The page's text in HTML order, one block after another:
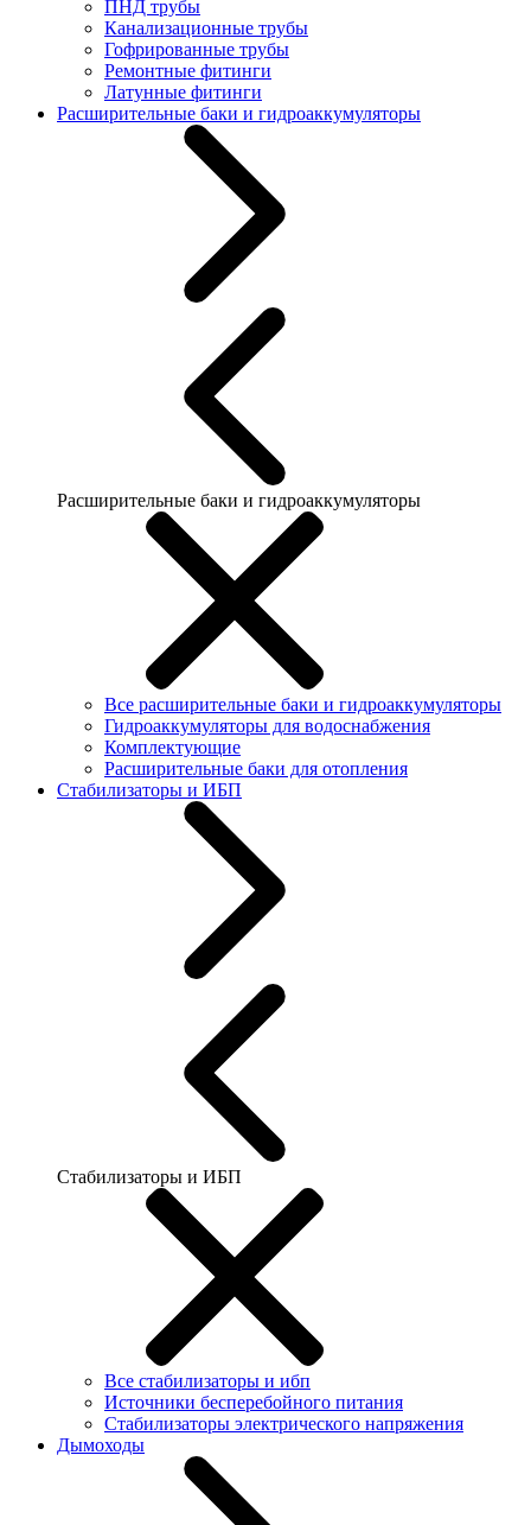
ПНД трубы
Канализационные трубы
Гофрированные трубы
Ремонтные фитинги
Латунные фитинги
Расширительные баки и гидроаккумуляторы
Расширительные баки и гидроаккумуляторы
Все расширительные баки и гидроаккумуляторы
Гидроаккумуляторы для водоснабжения
Комплектующие
Расширительные баки для отопления
Стабилизаторы и ИБП
Стабилизаторы и ИБП
Все стабилизаторы и ибп
Источники бесперебойного питания
Стабилизаторы электрического напряжения
Дымоходы